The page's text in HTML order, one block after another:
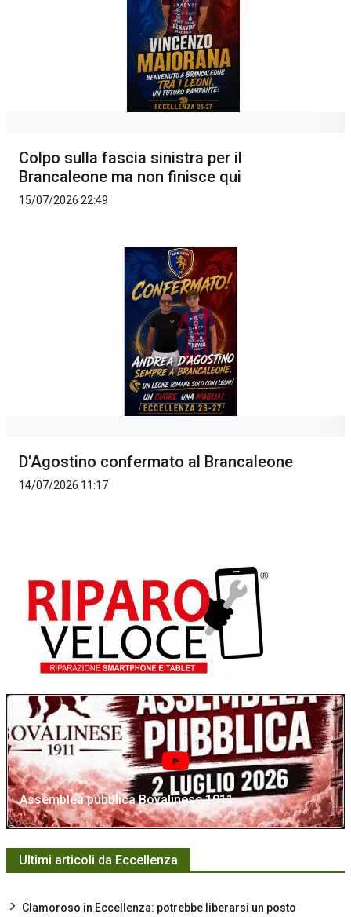
Colpo sulla fascia sinistra per il
Brancaleone ma non finisce qui
15/07/2026 22:49
D'Agostino confermato al Brancaleone
14/07/2026 11:17
Assemblea pubblica Bovalinese 1911
Ultimi articoli da Eccellenza
Clamoroso in Eccellenza: potrebbe liberarsi un posto